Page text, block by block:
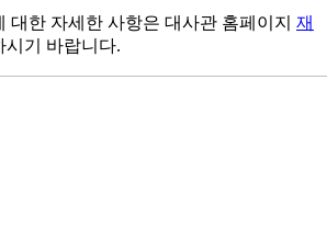
대한 자세한 사항은 대사관 홈페이지 재
시기 바랍니다.